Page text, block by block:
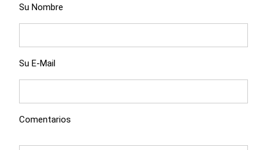
Su Nombre
Su E-Mail
Comentarios